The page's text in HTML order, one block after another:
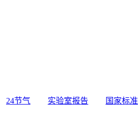
24节气 实验室报告 国家标准